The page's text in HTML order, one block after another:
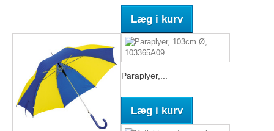
Læg i kurv
Paraplyer,...
Læg i kurv